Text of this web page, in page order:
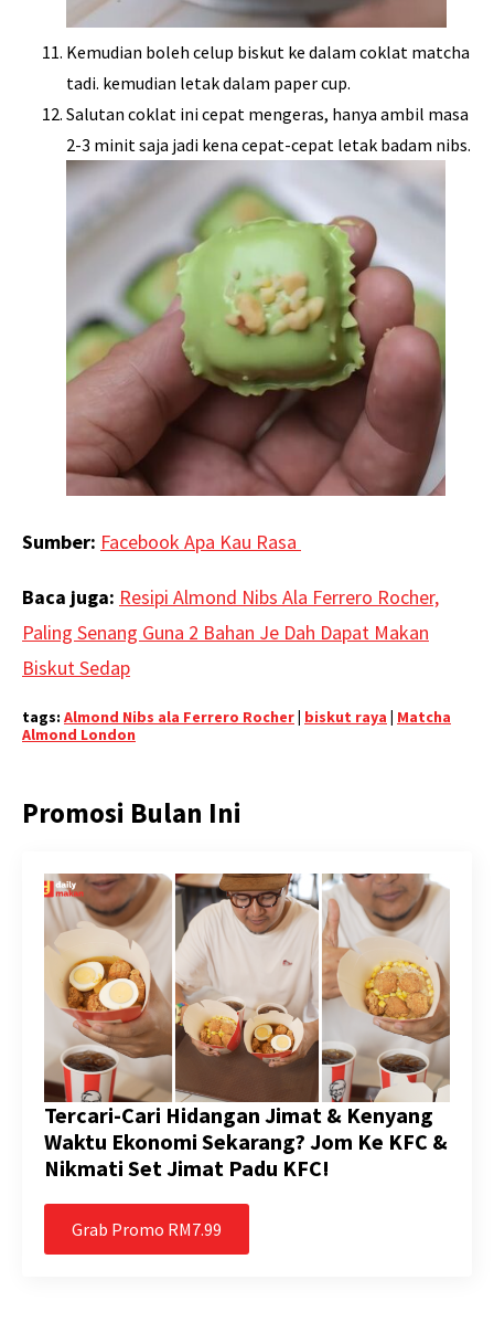
Kemudian boleh celup biskut ke dalam coklat matcha
tadi. kemudian letak dalam paper cup.
Salutan coklat ini cepat mengeras, hanya ambil masa
2-3 minit saja jadi kena cepat-cepat letak badam nibs.
Sumber: Facebook Apa Kau Rasa
Baca juga: Resipi Almond Nibs Ala Ferrero Rocher,
Paling Senang Guna 2 Bahan Je Dah Dapat Makan
Biskut Sedap
tags: Almond Nibs ala Ferrero Rocher| biskut raya | Matcha
Almond London
Promosi Bulan Ini
Tercari-Cari Hidangan Jimat & Kenyang
Waktu Ekonomi Sekarang? Jom Ke KFC &
Nikmati Set Jimat Padu KFC!
Grab Promo RM7.99